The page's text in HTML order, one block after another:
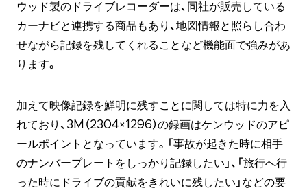
ウッド製のドライブレコーダーは、同社が販売している
カーナビと連携する商品もあり、地図情報と照らし合わ
せながら記録を残してくれることなど機能面で強みがあ
ります。
加えて映像記録を鮮明に残すことに関しては特に力を入
れており、3M（2304×1296）の録画はケンウッドのアピ
ールポイントとなっています。「事故が起きた時に相手
のナンバープレートをしっかり記録したい」、「旅行へ行
った時にドライブの貢献をきれいに残したい」などの要